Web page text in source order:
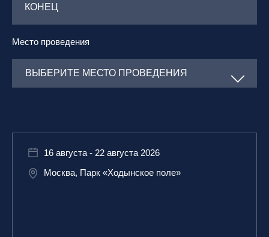
Место проведения
16 августа - 22 августа 2026
Москва, Парк «Ходынское поле»